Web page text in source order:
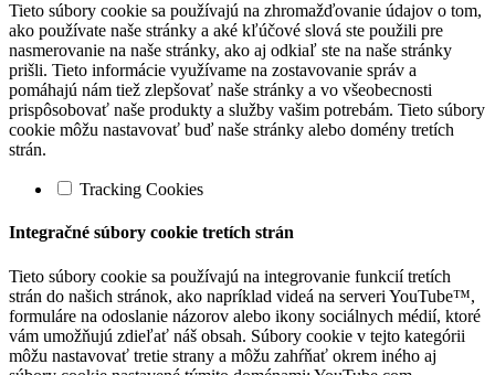
Tieto súbory cookie sa používajú na zhromažďovanie údajov o tom,
ako používate naše stránky a aké kľúčové slová ste použili pre
nasmerovanie na naše stránky, ako aj odkiaľ ste na naše stránky
prišli. Tieto informácie využívame na zostavovanie správ a
pomáhajú nám tiež zlepšovať naše stránky a vo všeobecnosti
prispôsobovať naše produkty a služby vašim potrebám. Tieto súbory
cookie môžu nastavovať buď naše stránky alebo domény tretích
strán.
Tracking Cookies
Integračné súbory cookie tretích strán
Tieto súbory cookie sa používajú na integrovanie funkcií tretích
strán do našich stránok, ako napríklad videá na serveri YouTube™,
formuláre na odoslanie názorov alebo ikony sociálnych médií, ktoré
vám umožňujú zdieľať náš obsah. Súbory cookie v tejto kategórii
môžu nastavovať tretie strany a môžu zahŕňať okrem iného aj